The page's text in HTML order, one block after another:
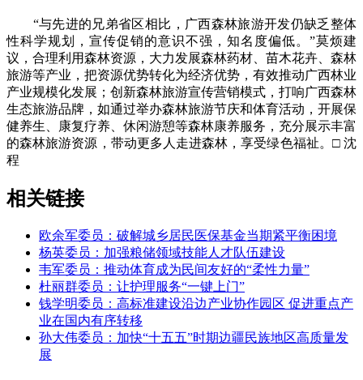
“与先进的兄弟省区相比，广西森林旅游开发仍缺乏整体
性科学规划，宣传促销的意识不强，知名度偏低。”莫烦建
议，合理利用森林资源，大力发展森林药材、苗木花卉、森林
旅游等产业，把资源优势转化为经济优势，有效推动广西林业
产业规模化发展；创新森林旅游宣传营销模式，打响广西森林
生态旅游品牌，如通过举办森林旅游节庆和体育活动，开展保
健养生、康复疗养、休闲游憩等森林康养服务，充分展示丰富
的森林旅游资源，带动更多人走进森林，享受绿色福祉。□ 沈
程
相关链接
欧余军委员：破解城乡居民医保基金当期紧平衡困境
杨英委员：加强粮储领域技能人才队伍建设
韦军委员：推动体育成为民间友好的“柔性力量”
杜丽群委员：让护理服务“一键上门”
钱学明委员：高标准建设沿边产业协作园区 促进重点产
业在国内有序转移
孙大伟委员：加快“十五五”时期边疆民族地区高质量发
展